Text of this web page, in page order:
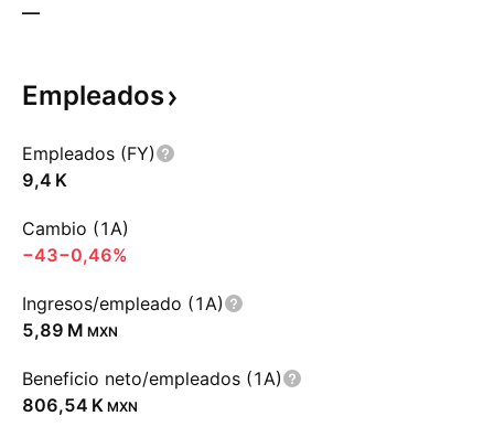
—
Empleados
Empleados (FY)
‪9,4 K‬
Cambio (1A)
−43−0,46%
Ingresos/empleado (1A)
‪5,89 M‬ MXN
Beneficio neto/empleados (1A)
‪806,54 K‬ MXN